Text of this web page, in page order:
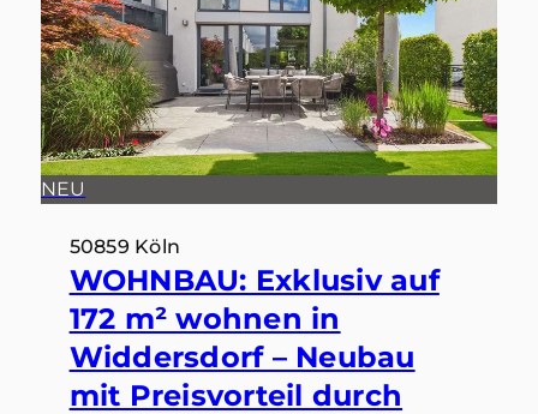
NEU
50859 Köln
WOHNBAU: Exklusiv auf
172 m² wohnen in
Widdersdorf – Neubau
mit Preisvorteil durch